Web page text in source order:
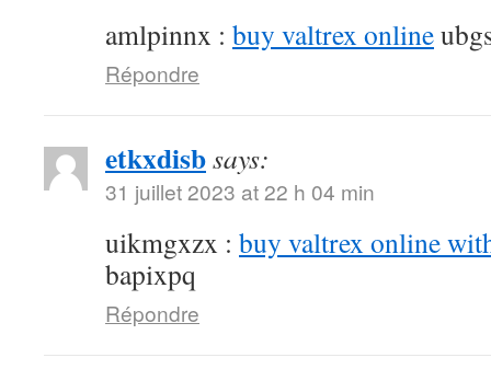
amlpinnx : buy valtrex online
Répondre
etkxdisbsays:
31 juillet 2023 at 22 h 04 min
uikmgxzx : buy valtrex online
bapixpq
Répondre